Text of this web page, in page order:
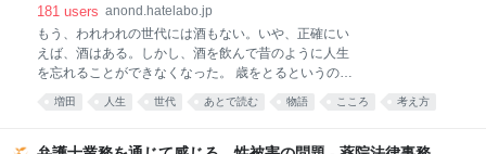
思っています。該当の時間帯に送ってくださった方
は、重ねてのお手数をおかけしてしまいますが、もう
一度お送りいただけないでしょうか。必ず拝読いたし
ます。 学校法人同志社の特別調査委員会による調査報
います。 2回目は、この報告書が、最後まで解けなか
https://note.com/beloved_tomoka/n/na6ae86916d89
181 users anond.hatelabo.jp
もう、われわれの世代には酒もない。いや、正確にい
えば、酒はある。しかし、酒を飲んで昔のように人生
を忘れることができなくなった。 歳をとるというの
は、妙なものである。 若いころには、酒を飲めば翌朝
には多少の二日酔いを残しながらも、それで済んだ。
金を残すようになる。飲んでいるあいだは愉快でも、
増田 人生 世代 あとで読む 物語 こころ 考え方